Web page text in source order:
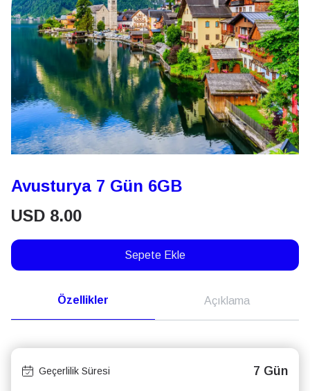
Avusturya 7 Gün 6GB
USD 8.00
Sepete Ekle
Özellikler Açıklama
Geçerlilik Süresi 7 Gün